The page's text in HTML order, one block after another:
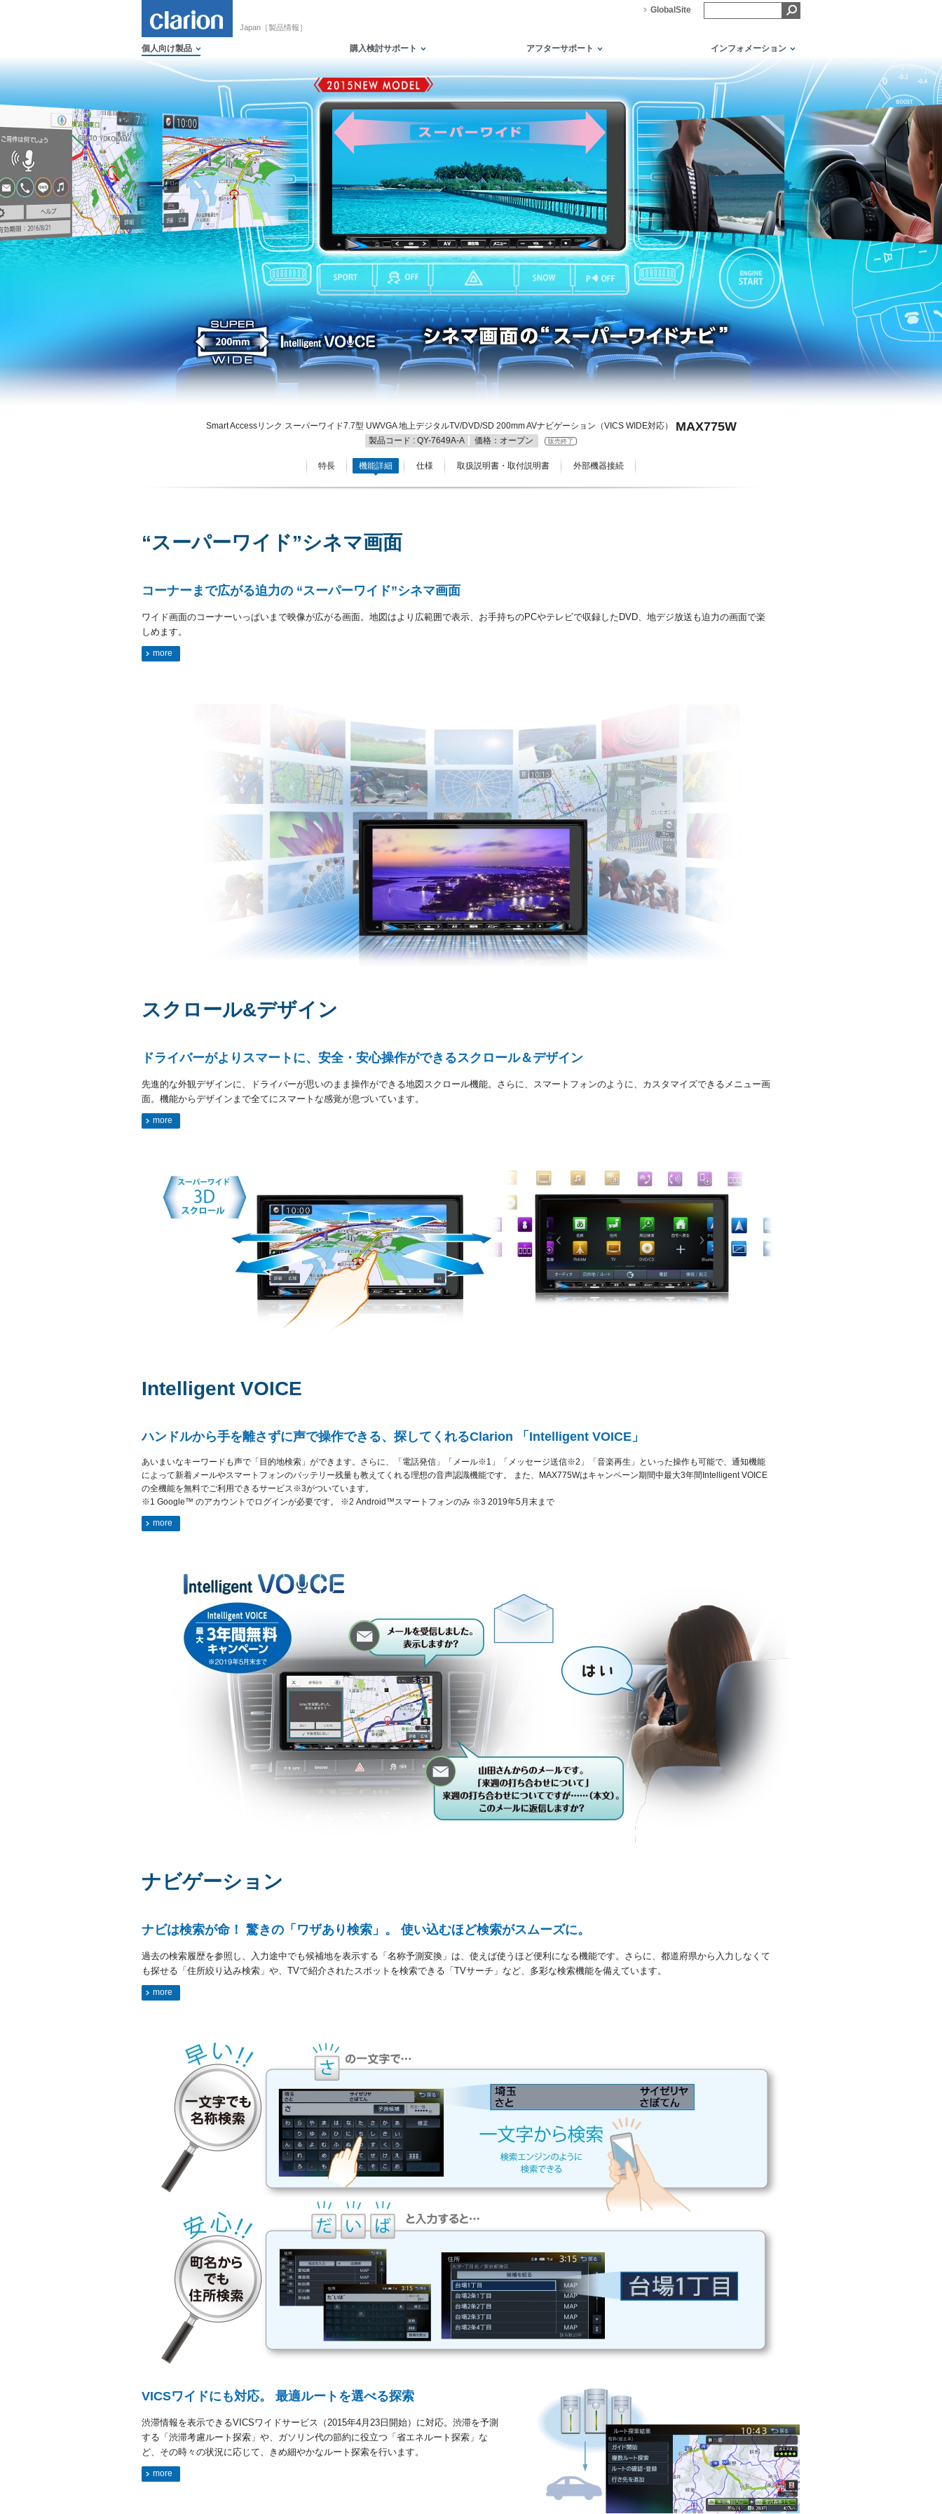
Japan［製品情報］
GlobalSite
個人向け製品 購入検討サポート アフターサポート インフォメーション
Smart Accessリンク スーパーワイド7.7型 UWVGA 地上デジタルTV/DVD/SD 200mm AVナビゲーション（VICS WIDE対応） MAX775W
製品コード : QY-7649A-A 価格：オープン 販売終了
特長 機能詳細 仕様 取扱説明書・取付説明書 外部機器接続
“スーパーワイド”シネマ画面
コーナーまで広がる迫力の “スーパーワイド”シネマ画面
ワイド画面のコーナーいっぱいまで映像が広がる画面。地図はより広範囲で表示、お手持ちのPCやテレビで収録したDVD、地デジ放送も迫力の画面で楽
しめます。
more
スクロール&デザイン
ドライバーがよりスマートに、安全・安心操作ができるスクロール＆デザイン
先進的な外観デザインに、ドライバーが思いのまま操作ができる地図スクロール機能。さらに、スマートフォンのように、カスタマイズできるメニュー画
面。機能からデザインまで全てにスマートな感覚が息づいています。
more
Intelligent VOICE
ハンドルから手を離さずに声で操作できる、探してくれるClarion 「Intelligent VOICE」
あいまいなキーワードも声で「目的地検索」ができます。さらに、「電話発信」「メール※1」「メッセージ送信※2」「音楽再生」といった操作も可能で、通知機能
によって新着メールやスマートフォンのバッテリー残量も教えてくれる理想の音声認識機能です。 また、MAX775Wはキャンペーン期間中最大3年間Intelligent VOICE
の全機能を無料でご利用できるサービス※3がついています。
※1 Google™ のアカウントでログインが必要です。 ※2 Android™スマートフォンのみ ※3 2019年5月末まで
more
ナビゲーション
ナビは検索が命！ 驚きの「ワザあり検索」。 使い込むほど検索がスムーズに。
過去の検索履歴を参照し、入力途中でも候補地を表示する「名称予測変換」は、使えば使うほど便利になる機能です。さらに、都道府県から入力しなくて
も探せる「住所絞り込み検索」や、TVで紹介されたスポットを検索できる「TVサーチ」など、多彩な検索機能を備えています。
more
VICSワイドにも対応。 最適ルートを選べる探索
渋滞情報を表示できるVICSワイドサービス（2015年4月23日開始）に対応。渋滞を予測
する「渋滞考慮ルート探索」や、ガソリン代の節約に役立つ「省エネルート探索」な
ど、その時々の状況に応じて、きめ細やかなルート探索を行います。
more